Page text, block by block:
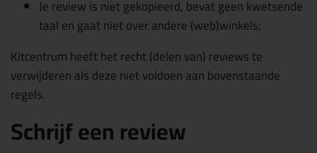
Je review is niet gekopieerd, bevat geen kwetsende
taal en gaat niet over andere (web)winkels;
Kitcentrum heeft het recht (delen van) reviews te
verwijderen als deze niet voldoen aan bovenstaande
regels.
Schrijf een review